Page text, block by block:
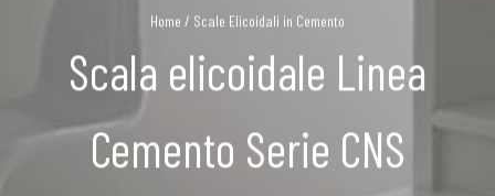
Home / Scale Elicoidali in Cemento
Scala elicoidale Linea
Cemento Serie CNS